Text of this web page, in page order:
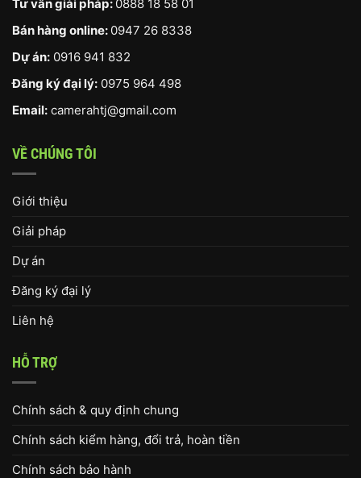
Tư vấn giải pháp: 0888 18 58 01
Bán hàng online: 0947 26 8338
Dự án: 0916 941 832
Đăng ký đại lý: 0975 964 498
Email: camerahtj@gmail.com
VỀ CHÚNG TÔI
Giới thiệu
Giải pháp
Dự án
Đăng ký đại lý
Liên hệ
HỖ TRỢ
Chính sách & quy định chung
Chính sách kiểm hàng, đổi trả, hoàn tiền
Chính sách bảo hành